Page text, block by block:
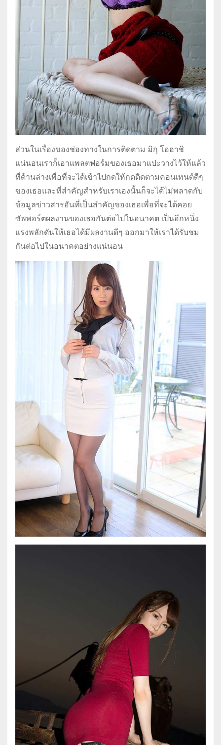
ส่วนในเรื่องของช่องทางในการติดตาม มิกุ โอฮาชิ
แน่นอนเราก็เอาแพลตฟอร์มของเธอมาแปะวางไว้ให้แล้ว
ที่ด้านล่างเพื่อที่จะได้เข้าไปกดให้กดติดตามคอนเทนต์ดีๆ
ของเธอและที่สำคัญสำหรับเราเองนั้นก็จะได้ไม่พลาดกับ
ข้อมูลข่าวสารอันที่เป็นสำคัญของเธอเพื่อที่จะได้คอย
ซัพพอร์ตผลงานของเธอกันต่อไปในอนาคต เป็นอีกหนึ่ง
แรงพลักดันให้เธอได้มีผลงานดีๆ ออกมาให้เราได้รับชม
กันต่อไปในอนาคตอย่างแน่นอน